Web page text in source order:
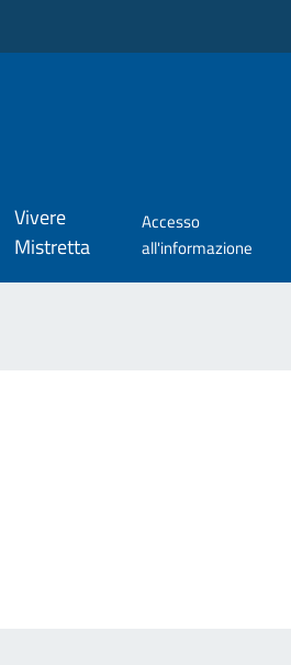
Vivere
Mistretta
Accesso
all'informazione